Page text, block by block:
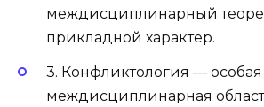
междисциплинарный
прикладной характер.
3. Конфликтология — особая
междисциплинарная